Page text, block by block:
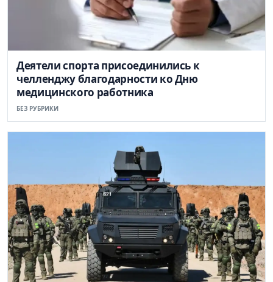
Деятели спорта присоединились к
челленджу благодарности ко Дню
медицинского работника
БЕЗ РУБРИКИ